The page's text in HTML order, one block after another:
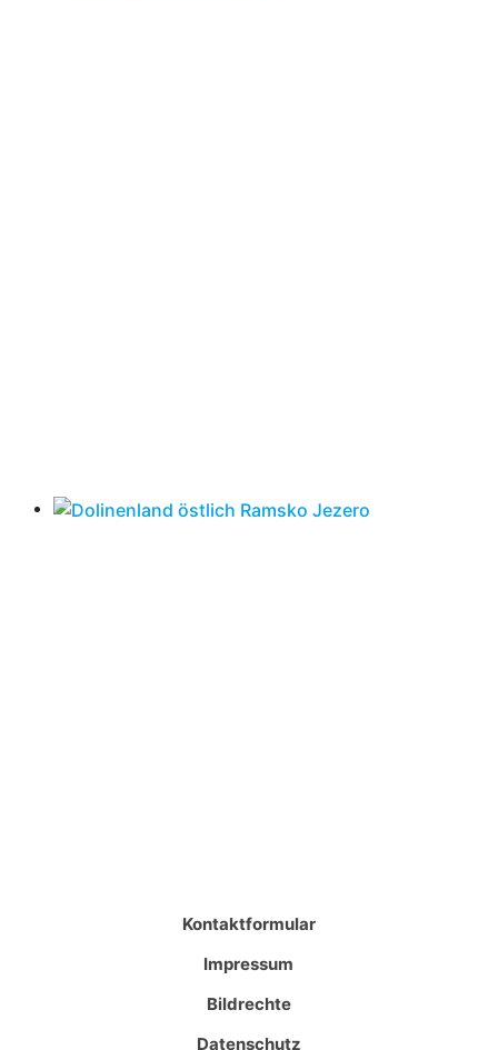
Kontaktformular
Impressum
Bildrechte
Datenschutz